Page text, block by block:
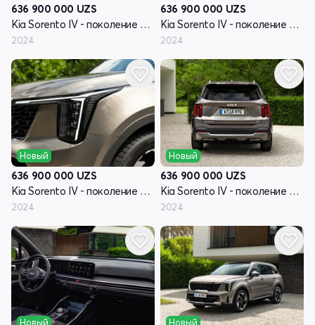
636 900 000 UZS
Kia Sorento IV - поколение рестайлинг
2024
636 900 000 UZS
Kia Sorento IV - поколение рестайлинг
2024
Новый
636 900 000 UZS
Kia Sorento IV - поколение рестайлинг
2024
Новый
636 900 000 UZS
Kia Sorento IV - поколение рестайлинг
2024
Новый Новый